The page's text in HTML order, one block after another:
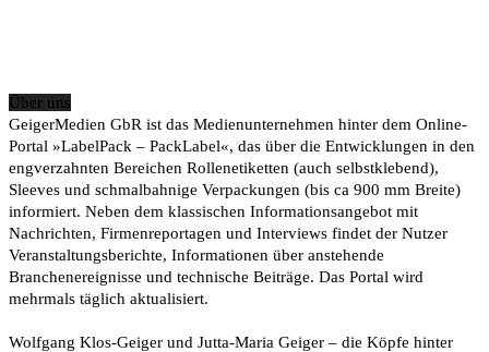
Über uns
GeigerMedien GbR ist das Medienunternehmen hinter dem Online-
Portal »LabelPack – PackLabel«, das über die Entwicklungen in den
engverzahnten Bereichen Rollenetiketten (auch selbstklebend),
Sleeves und schmalbahnige Verpackungen (bis ca 900 mm Breite)
informiert. Neben dem klassischen Informationsangebot mit
Nachrichten, Firmenreportagen und Interviews findet der Nutzer
Veranstaltungsberichte, Informationen über anstehende
Branchenereignisse und technische Beiträge. Das Portal wird
mehrmals täglich aktualisiert.
Wolfgang Klos-Geiger und Jutta-Maria Geiger – die Köpfe hinter